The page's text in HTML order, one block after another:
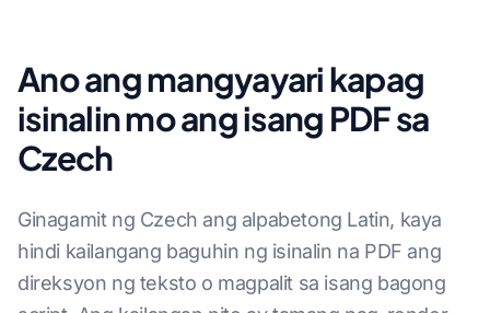
Ano ang mangyayari kapag
isinalin mo ang isang PDF sa
Czech
Ginagamit ng Czech ang alpabetong Latin, kaya
hindi kailangang baguhin ng isinalin na PDF ang
direksyon ng teksto o magpalit sa isang bagong